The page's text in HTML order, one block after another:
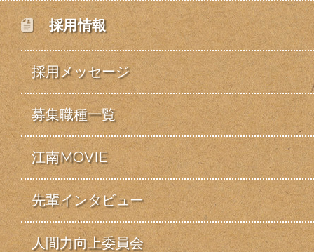
採用情報
採用メッセージ
募集職種一覧
江南MOVIE
先輩インタビュー
人間力向上委員会